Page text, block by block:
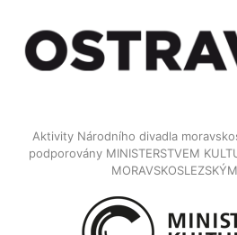
Aktivity Národního divadla
podporovány MINISTERSTVEM